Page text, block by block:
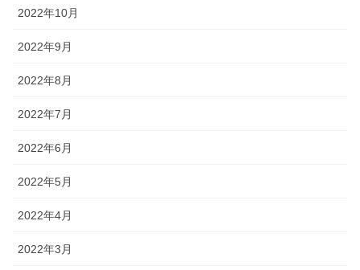
2022年10月
2022年9月
2022年8月
2022年7月
2022年6月
2022年5月
2022年4月
2022年3月